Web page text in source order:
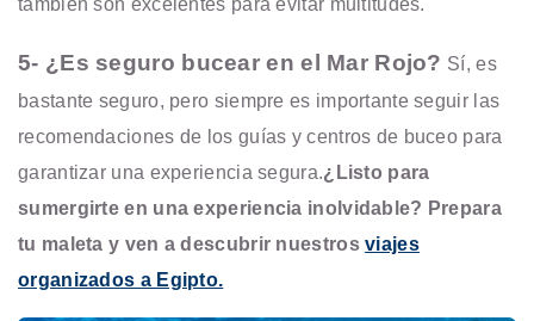
5- ¿Es seguro bucear en el Mar Rojo? Sí, es
bastante seguro, pero siempre es importante seguir las
recomendaciones de los guías y centros de buceo para
garantizar una experiencia segura.¿Listo para
sumergirte en una experiencia inolvidable? Prepara
tu maleta y ven a descubrir nuestrosviajes
organizados a Egipto.